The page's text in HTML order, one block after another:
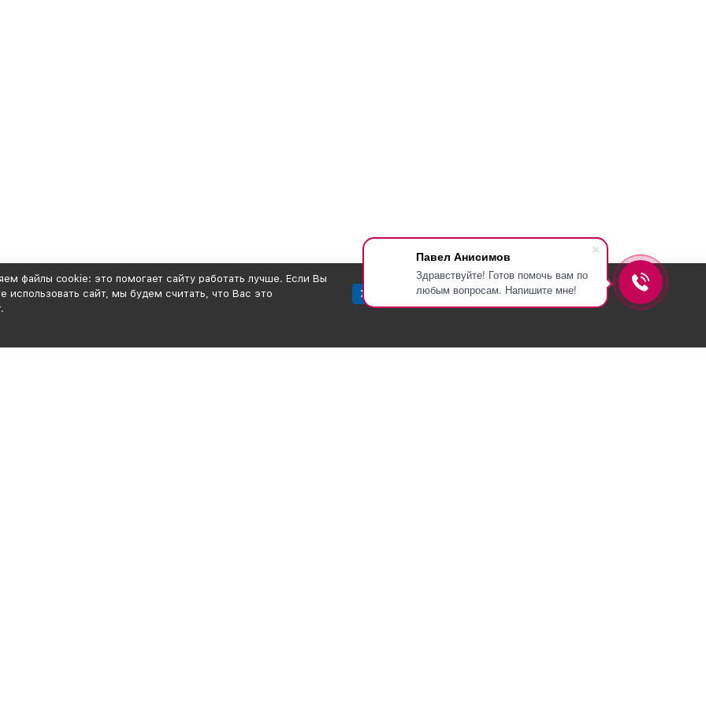
Павел Анисимов
Здравствуйте! Готов помочь вам по
любым вопросам. Напишите мне!
файлы cookie: это помогает сайту работать лучше. Если Вы
использовать сайт, мы будем считать, что Вас это
Хорошо